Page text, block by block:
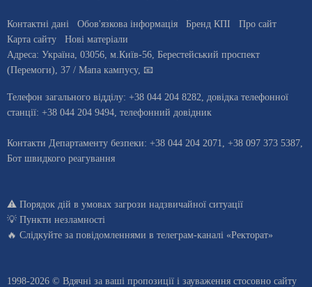
Контактні дані Обов'язкова інформація Бренд КПІ
Про сайт
Карта сайту
Нові матеріали
Адреса: Україна, 03056, м.Київ-56, Берестейський проспект
(Перемоги), 37 / Мапа кампусу, 📧
Телефон загального відділу: +38 044 204 8282 , довiдка телефонної
станцiї: +38 044 204 9494 телефонний довідник
Контакти Департаменту безпеки: +38 044 204 2071, +38 097 373 5387,
Бот швидкого реагування
⚠️ Порядок дій в умовах загрози надзвичайної ситуації
💡 Пункти незламності
🔥 Слідкуйте за повідомленнями в телеграм-каналі «Ректорат»
1998-2026 © Вдячні за ваші пропозиції і зауваження стосовно сайту